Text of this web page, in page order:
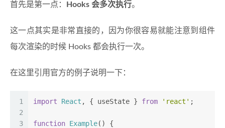
首先是第一点： Hooks 会多次执行。
这一点其实是非常直接的，因为你很容易就能注意到组件
每次渲染的时候 Hooks 都会执行一次。
在这里引用官方的例子说明一下：
1
2
3
import React , { useState } from 'react' ;
function Example( ) {